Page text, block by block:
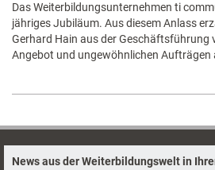
Das Weiterbildungsunternehmen ti
jähriges Jubiläum. Aus diesem Anlass
Gerhard Hain aus der Geschäftsführung
Angebot und ungewöhnlichen Aufträgen
News aus der Weiterbildungswelt in